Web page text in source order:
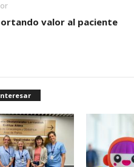
valor al paciente